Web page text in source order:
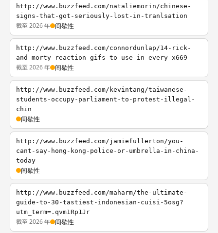
http://www.buzzfeed.com/nataliemorin/chinese-
signs-that-got-seriously-lost-in-tranlsation
截至 2026 年 间歇性
http://www.buzzfeed.com/connordunlap/14-rick-
and-morty-reaction-gifs-to-use-in-every-x669
截至 2026 年 间歇性
http://www.buzzfeed.com/kevintang/taiwanese-
students-occupy-parliament-to-protest-illegal-
chin
间歇性
http://www.buzzfeed.com/jamiefullerton/you-
cant-say-hong-kong-police-or-umbrella-in-china-
today
间歇性
http://www.buzzfeed.com/maharm/the-ultimate-
guide-to-30-tastiest-indonesian-cuisi-5osg?
utm_term=.qvm1Rp1Jr
截至 2026 年 间歇性